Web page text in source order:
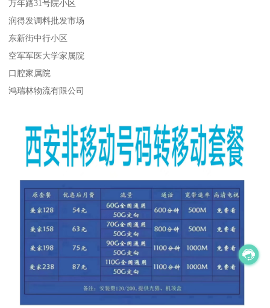
万年路31号院小区
润得发调料批发市场
东新街中行小区
空军军医大学家属院
口腔家属院
鸿瑞林物流有限公司